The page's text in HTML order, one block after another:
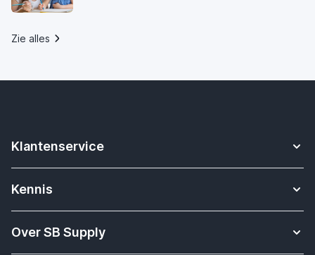
Zie alles
Klantenservice
Contact
Verzending & bezorging
Kennis
Apple Watch bandjes kennisbank
Over SB Supply